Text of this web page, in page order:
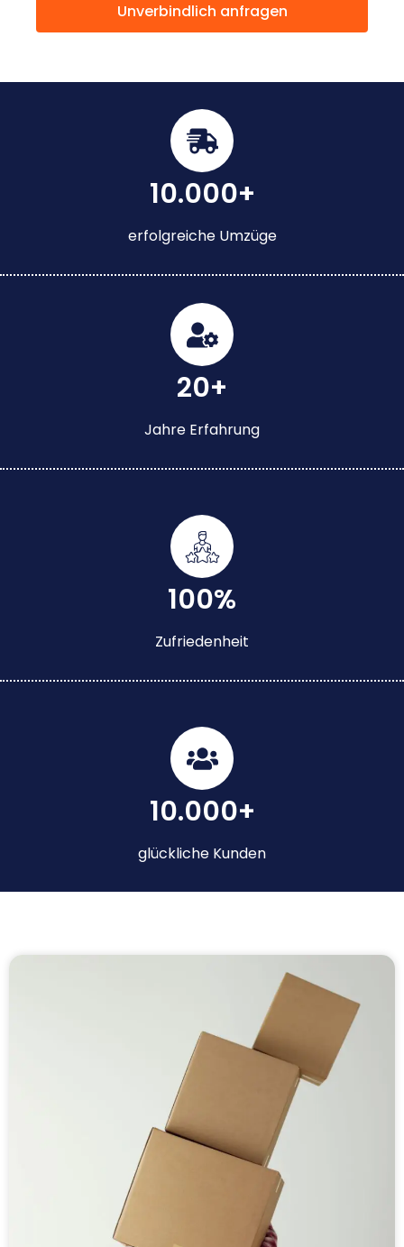
Unverbindlich anfragen
10.000+
erfolgreiche Umzüge
20+
Jahre Erfahrung
100%
Zufriedenheit
10.000+
glückliche Kunden